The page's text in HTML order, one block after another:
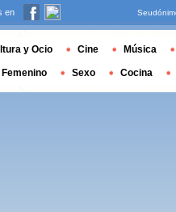
en
y Ocio Cine Música
Femenino Sexo Cocina